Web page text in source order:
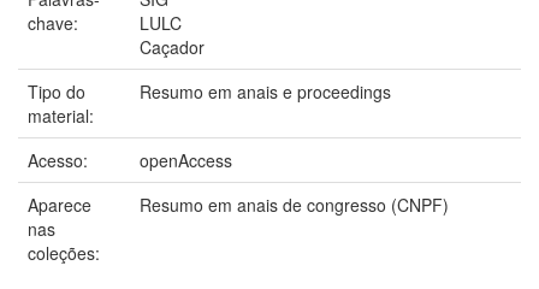
chave:
LULC
Caçador
Tipo do
material:
Resumo em anais e proceedings
Acesso:
openAccess
Aparece
nas
coleções:
Resumo em anais de congresso (CNPF)